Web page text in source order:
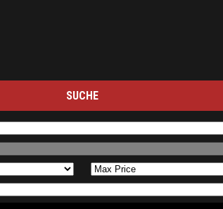
SUCHE